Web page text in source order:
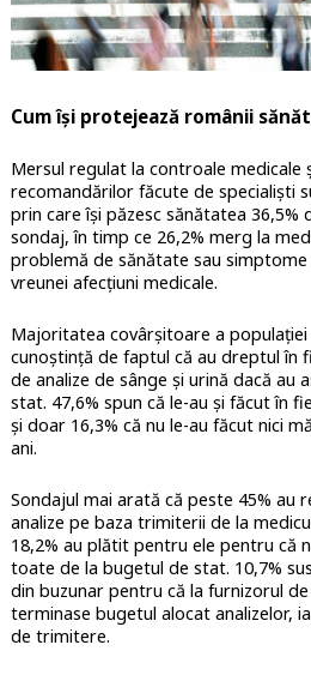
Cum își protejează românii
Mersul regulat la controale medicale
recomandărilor făcute de specialiști
prin care își păzesc sănătatea 36,5%
sondaj, în timp ce 26,2% merg la
problemă de sănătate sau
vreunei afecțiuni medicale.
Majoritatea covârșitoare a populației
cunoștință de faptul că au dreptul în
de analize de sânge și urină dacă au
stat. 47,6% spun că le-au și făcut în
și doar 16,3% că nu le-au făcut nici
ani.
Sondajul mai arată că peste 45% au
analize pe baza trimiterii de la
18,2% au plătit pentru ele pentru că
toate de la bugetul de stat. 10,7%
din buzunar pentru că la furnizorul
terminase bugetul alocat analizelor,
de trimitere.